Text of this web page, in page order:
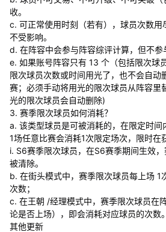
收。
c. 可正常使用时刻（若有），球员次数用
不受影响。
d. 在阵容中会参与阵容综评计算，但不参
e. 如果账号阵容只有 13 个（包括限次球
限次球员次数或时间用光了，也不会自动
赛；必须手动将用光的限次球员从阵容里
光的限次球员会自动删除)
3. 赛季限次球员如何消耗？
a. 该类型球员是可被消耗的，在限定时间
1场任意比赛会消耗1次限定场次，限时在
i. S6赛季限次球员，在S6赛季期间生效
被清除。
b. 在街头模式中，赛季限次球员每上场 1
次数；
c. 在王朝 /经理模式中，赛季限次球员在
论是否上场），即会消耗对应球员的次数。
其他更新